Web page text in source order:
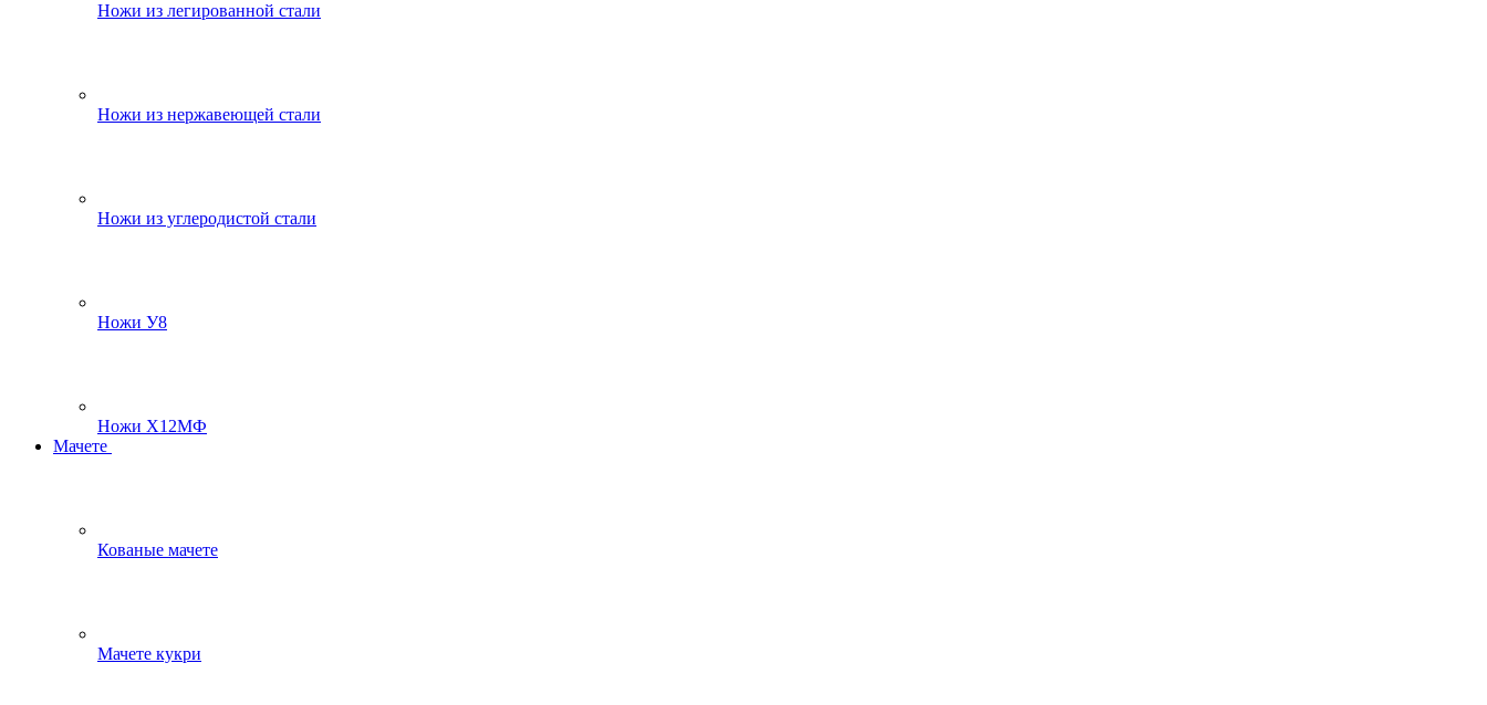
Ножи из легированной стали
Ножи из нержавеющей стали
Ножи из углеродистой стали
Ножи У8
Ножи Х12МФ
Мачете
Кованые мачете
Мачете кукри